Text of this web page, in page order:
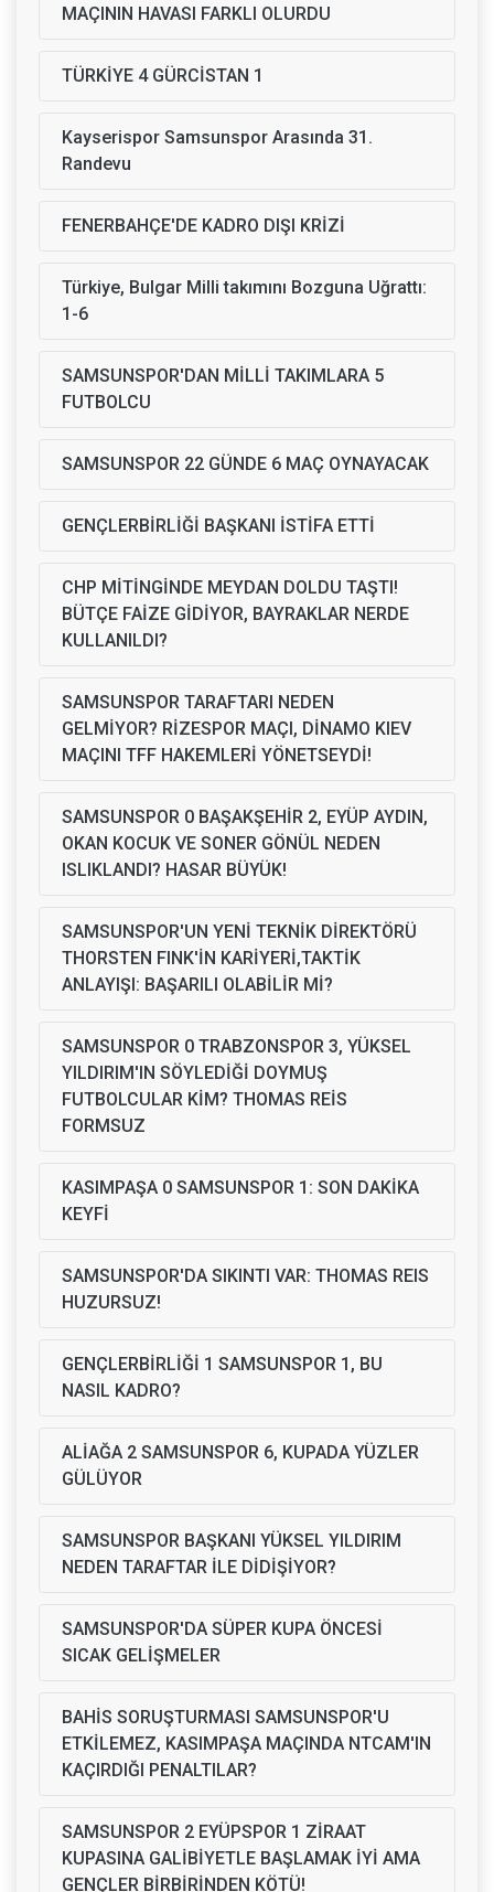
MAÇININ HAVASI FARKLI OLURDU
TÜRKİYE 4 GÜRCİSTAN 1
Kayserispor Samsunspor Arasında 31.
Randevu
FENERBAHÇE'DE KADRO DIŞI KRİZİ
Türkiye, Bulgar Milli takımını Bozguna Uğrattı:
1-6
SAMSUNSPOR'DAN MİLLİ TAKIMLARA 5
FUTBOLCU
SAMSUNSPOR 22 GÜNDE 6 MAÇ OYNAYACAK
GENÇLERBİRLİĞİ BAŞKANI İSTİFA ETTİ
CHP MİTİNGİNDE MEYDAN DOLDU TAŞTI!
BÜTÇE FAİZE GİDİYOR, BAYRAKLAR NERDE
KULLANILDI?
SAMSUNSPOR TARAFTARI NEDEN
GELMİYOR? RİZESPOR MAÇI, DİNAMO KIEV
MAÇINI TFF HAKEMLERİ YÖNETSEYDİ!
SAMSUNSPOR 0 BAŞAKŞEHİR 2, EYÜP AYDIN,
OKAN KOCUK VE SONER GÖNÜL NEDEN
ISLIKLANDI? HASAR BÜYÜK!
SAMSUNSPOR'UN YENİ TEKNİK DİREKTÖRÜ
THORSTEN FINK'İN KARİYERİ,TAKTİK
ANLAYIŞI: BAŞARILI OLABİLİR Mİ?
SAMSUNSPOR 0 TRABZONSPOR 3, YÜKSEL
YILDIRIM'IN SÖYLEDİĞİ DOYMUŞ
FUTBOLCULAR KİM? THOMAS REİS
FORMSUZ
KASIMPAŞA 0 SAMSUNSPOR 1: SON DAKİKA
KEYFİ
SAMSUNSPOR'DA SIKINTI VAR: THOMAS REIS
HUZURSUZ!
GENÇLERBİRLİĞİ 1 SAMSUNSPOR 1, BU
NASIL KADRO?
ALİAĞA 2 SAMSUNSPOR 6, KUPADA YÜZLER
GÜLÜYOR
SAMSUNSPOR BAŞKANI YÜKSEL YILDIRIM
NEDEN TARAFTAR İLE DİDİŞİYOR?
SAMSUNSPOR'DA SÜPER KUPA ÖNCESİ
SICAK GELİŞMELER
BAHİS SORUŞTURMASI SAMSUNSPOR'U
ETKİLEMEZ, KASIMPAŞA MAÇINDA NTCAM'IN
KAÇIRDIĞI PENALTILAR?
SAMSUNSPOR 2 EYÜPSPOR 1 ZİRAAT
KUPASINA GALİBİYETLE BAŞLAMAK İYİ AMA
GENÇLER BİRBİRİNDEN KÖTÜ!